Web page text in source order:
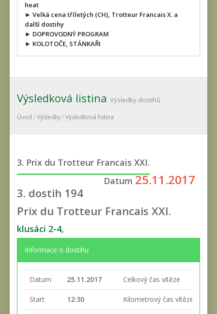
heat
► Velká cena tříletých (CH), Trotteur Francais X. a
další dostihy
► DOPROVODNÝ PROGRAM
► KOLOTOČE, STÁNKAŘI
Výsledková listina Výsledky dostihů
Úvod /Výsledky/Výsledková listina
3. Prix du Trotteur Francais XXI.
Datum 25.11.2017
3. dostih 194
Prix du Trotteur Francais XXI.
klusáci 2-4,
Informace o dostihu
Datum 25.11.2017 Celkový čas vítěze
Start 12:30 Kilometrový čas vítěze